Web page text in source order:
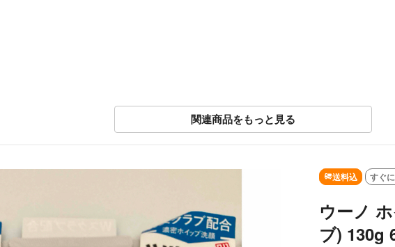
関連商品をもっと見る
SOLD OUT
送料込 すぐ
ウーノ
ブ) 130g